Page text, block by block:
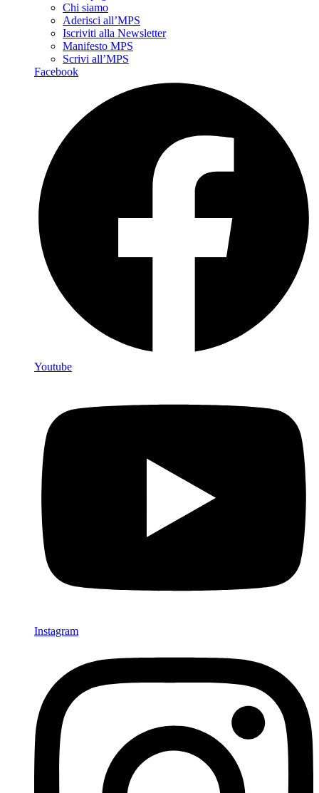
Chi siamo
Aderisci all’MPS
Iscriviti alla Newsletter
Manifesto MPS
Scrivi all’MPS
Facebook
Youtube
Instagram